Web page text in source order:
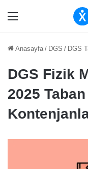
Menü
Anasayfa / DGS / DGS
DGS Fizik
2025